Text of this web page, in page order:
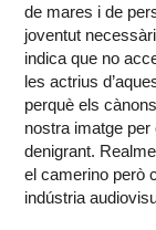
de mares i de
joventut
indica que no
les actrius
perquè els
nostra imatge
denigrant.
el camerino però
indústria